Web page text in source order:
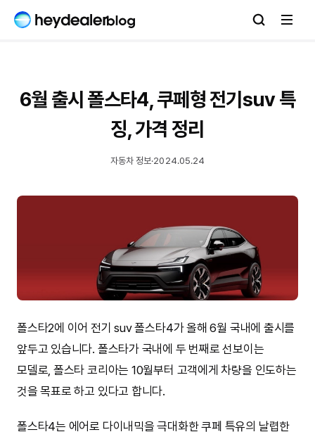
6월 출시 폴스타4, 쿠페형 전기suv 특
징, 가격 정리
자동차 정보·2024.05.24
폴스타2에 이어 전기 suv 폴스타4가 올해 6월 국내에 출시를
앞두고 있습니다. 폴스타가 국내에 두 번째로 선보이는
모델로, 폴스타 코리아는 10월부터 고객에게 차량을 인도하는
것을 목표로 하고 있다고 합니다.
폴스타4는 에어로 다이내믹을 극대화한 쿠페 특유의 날렵한